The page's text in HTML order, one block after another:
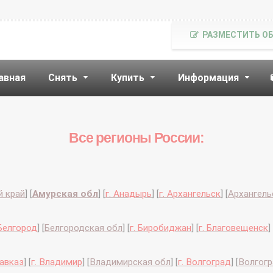
Снять Купить Информация
РАЗМЕСТИТЬ
Все регионы России:
край] [Амурская обл] [г. Анадырь] [г. Архангельск] [
] [Белгородская обл] [г. Биробиджан] [г. Благовещенск]
] [г. Владимир] [Владимирская обл] [г. Волгоград] [